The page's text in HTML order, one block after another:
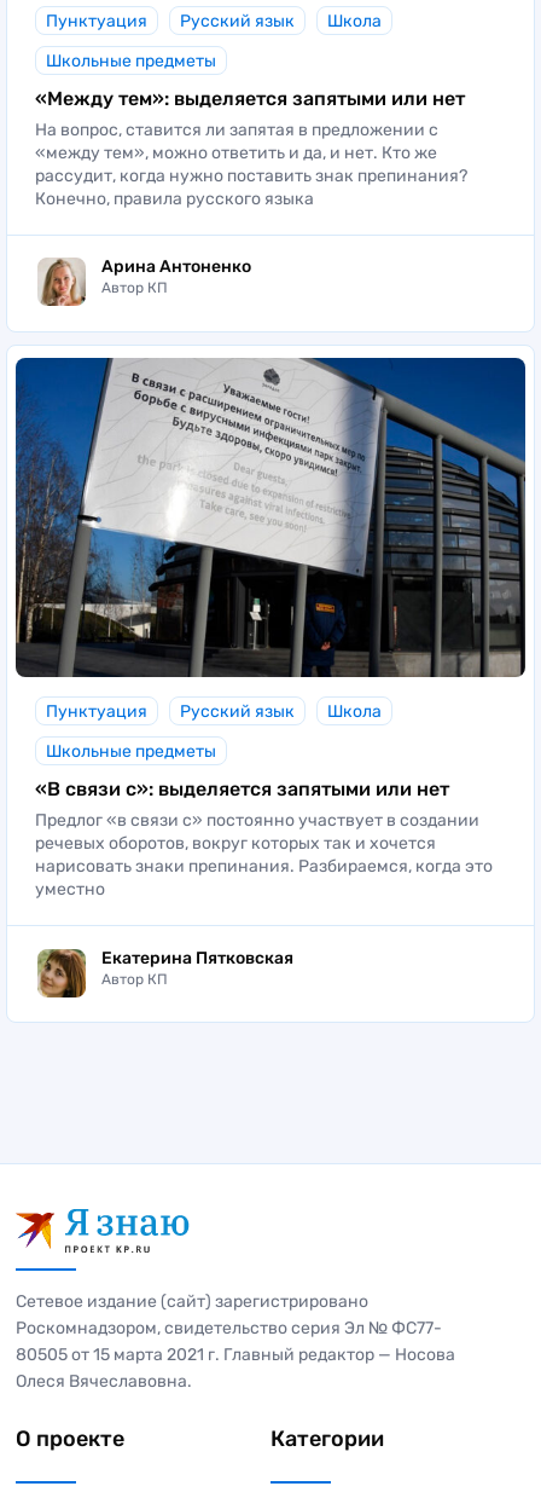
Пунктуация Русский язык
Школа
Школьные предметы
«Между тем»: выделяется запятыми или нет
На вопрос, ставится ли запятая в предложении с
«между тем», можно ответить и да, и нет. Кто же
рассудит, когда нужно поставить знак препинания?
Конечно, правила русского языка
Арина Антоненко
Автор КП
Пунктуация Русский язык
Школа
Школьные предметы
«В связи с»: выделяется запятыми или нет
Предлог «в связи с» постоянно участвует в создании
речевых оборотов, вокруг которых так и хочется
нарисовать знаки препинания. Разбираемся, когда это
уместно
Екатерина Пятковская
Автор КП
Сетевое издание (сайт) зарегистрировано
Роскомнадзором, свидетельство серия Эл № ФС77-
80505 от 15 марта 2021 г. Главный редактор — Носова
Олеся Вячеславовна.
О проекте Категории